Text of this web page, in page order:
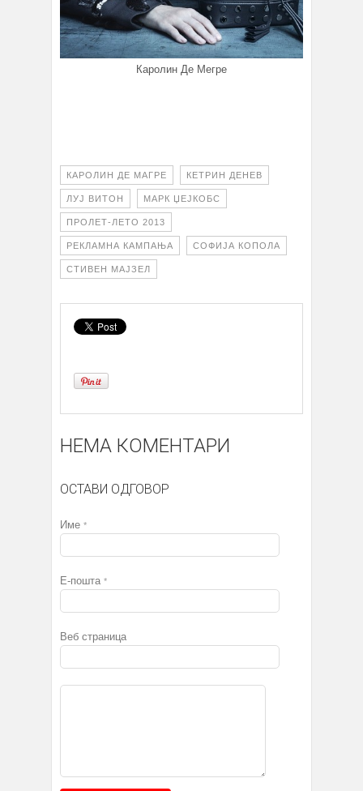
Каролин Де Мегре
КАРОЛИН ДЕ МАГРЕ КЕТРИН ДЕНЕВ
ЛУЈ ВИТОН МАРК ЏЕЈКОБС
ПРОЛЕТ-ЛЕТО 2013
РЕКЛАМНА КАМПАЊА СОФИЈА КОПОЛА
СТИВЕН МАЈЗЕЛ
НЕМА КОМЕНТАРИ
ОСТАВИ ОДГОВОР
Име *
Е-пошта *
Веб страница